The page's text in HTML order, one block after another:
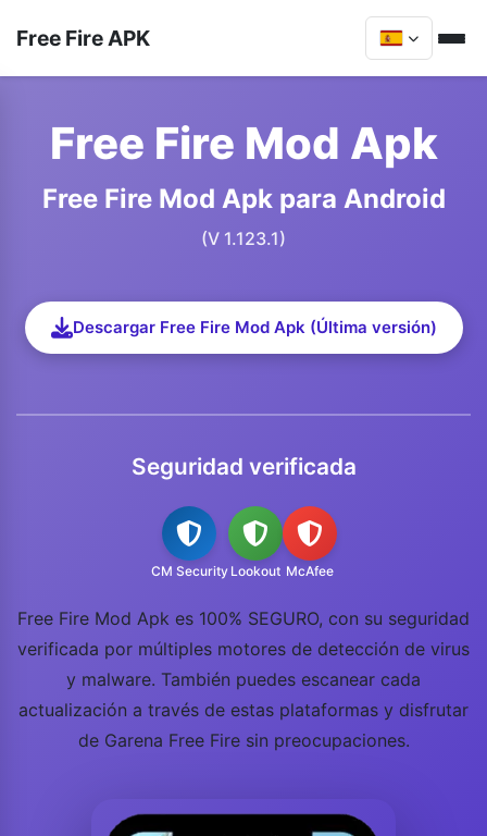
Free Fire APK
Free Fire Mod Apk
Free Fire Mod Apk para Android
(V 1.123.1)
Descargar Free Fire Mod Apk (Última versión)
Seguridad verificada
CM Security Lookout McAfee
Free Fire Mod Apk es 100% SEGURO, con su seguridad
verificada por múltiples motores de detección de virus
y malware. También puedes escanear cada
actualización a través de estas plataformas y disfrutar
de Garena Free Fire sin preocupaciones.